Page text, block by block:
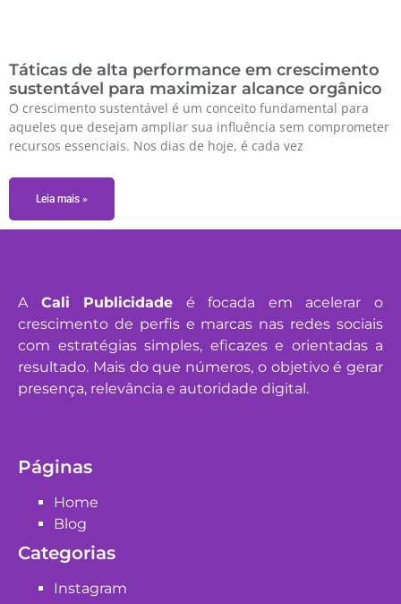
Táticas de alta performance em crescimento
sustentável para maximizar alcance orgânico
O crescimento sustentável é um conceito fundamental para
aqueles que desejam ampliar sua influência sem comprometer
recursos essenciais. Nos dias de hoje, é cada vez
Leia mais »
A Cali Publicidade é focada em acelerar o
crescimento de perfis e marcas nas redes sociais
com estratégias simples, eficazes e orientadas a
resultado. Mais do que números, o objetivo é gerar
presença, relevância e autoridade digital.
Páginas
Home
Blog
Categorias
Instagram